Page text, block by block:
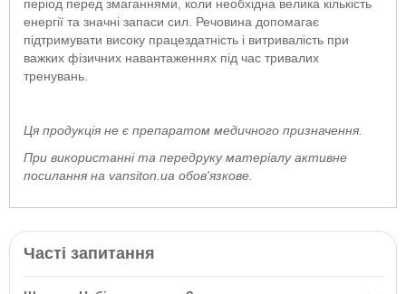
період перед змаганнями, коли необхідна велика кількість
енергії та значні запаси сил. Речовина допомагає
підтримувати високу працездатність і витривалість при
важких фізичних навантаженнях під час тривалих
тренувань.
Ця продукція не є препаратом медичного призначення.
При використанні та передруку матеріалу активне
посилання на vansiton.ua обов'язкове.
Часті запитання